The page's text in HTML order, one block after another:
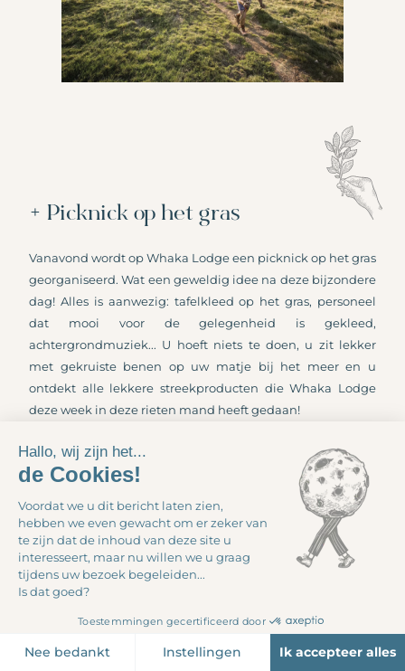
EEN ACCOMMODATIE
RESERVEREN
om deze ervaring te beleven
+ Picknick op het gras
Vanavond wordt op Whaka Lodge een picknick op het gras
georganiseerd. Wat een geweldig idee na deze bijzondere
dag! Alles is aanwezig: tafelkleed op het gras, personeel
dat mooi voor de gelegenheid is gekleed,
achtergrondmuziek... U hoeft niets te doen, u zit lekker
met gekruiste benen op uw matje bij het meer en u
ontdekt alle lekkere streekproducten die Whaka Lodge
deze week in deze rieten mand heeft gedaan!
Hallo, wij zijn het...
de Cookies!
Voordat we u dit bericht laten zien,
hebben we even gewacht om er zeker van
te zijn dat de inhoud van deze site u
interesseert, maar nu willen we u graag
tijdens uw bezoek begeleiden...
Is dat goed?
Toestemmingen gecertificeerd door
Nee bedankt Instellingen Ik accepteer alles